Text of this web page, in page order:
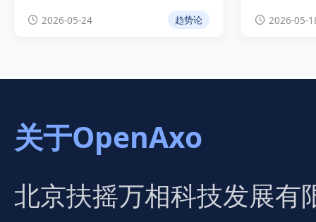
三大趋势，为品牌提供具备E-E-A-T权
威性的实操指南。
2026-05-24 趋势论
的双重演进
2026-05-
关于OpenAxo
北京扶摇万相科技发展有